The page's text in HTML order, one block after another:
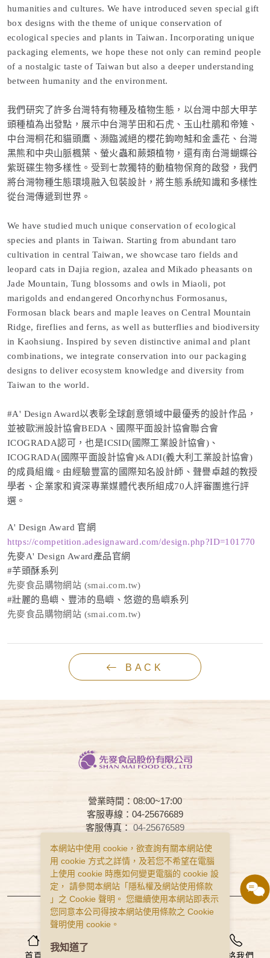
humanities and cultures. We have introduced seven special gift
box designs with the theme of unique conservation of
ecological species and plants in Taiwan. Incorporating unique
packaging elements, we hope these not only can remind people
of a nostalgic taste of Taiwan but also a deeper understanding
between humanity and the environment.
我們研究了許多台灣特有物種及植物生態，以台灣中部大甲芋
頭種植為出發點，展示中台灣芋田和石虎、玉山杜鵑和帝雉、
中台灣桐花和貓頭鷹、瀕臨滅絕的櫻花鉤吻鮭和金盞花、台灣
黑熊和中央山脈楓葉、螢火蟲和蕨類植物，還有南台灣蝴蝶谷
紫斑碟生物多樣性。受到七款獨特的動植物保育的啟發，我們
將台灣物種生態環境融入包裝設計，將生態系統知識和多樣性
從台灣傳遞到世界。
We have studied much unique conservation of ecological
species and plants in Taiwan. Starting from abundant taro
cultivation in central Taiwan, we showcase taro fields and
leopard cats in Dajia region, azalea and Mikado pheasants on
Jade Mountain, Tung blossoms and owls in Miaoli, pot
marigolds and endangered Oncorhynchus Formosanus,
Formosan black bears and maple leaves on Central Mountain
Ridge, fireflies and ferns, as well as butterflies and biodiversity
in Kaohsiung. Inspired by seven distinctive animal and plant
combinations, we integrate conservation into our packaging
designs to deliver ecosystem knowledge and diversity from
Taiwan to the world.
#A' Design Award以表彰全球創意領域中最優秀的設計作品，
並被歐洲設計協會BEDA、國際平面設計協會聯合會
ICOGRADA認可，也是ICSID(國際工業設計協會)、
ICOGRADA(國際平面設計協會)&ADI(義大利工業設計協會)
的成員組織。由經驗豐富的國際知名設計師、聲譽卓越的教授
學者、企業家和資深專業媒體代表所組成70人評審團進行評
選。
A' Design Award 官網
https://competition.adesignaward.com/design.php?ID=101770
先麥A' Design Award產品官網
#芋頭酥系列
先麥食品購物網站 (smai.com.tw)
#壯麗的島嶼、豐沛的島嶼、悠遊的島嶼系列
先麥食品購物網站 (smai.com.tw)
BACK
營業時間：08:00~17:00
客服專線：04-25676689
客服傳真： 04-25676589
常見問題 購物說明
隱私權政策
服務條款
Copyright © Smai All Rights Reserved.
食品業者登錄字號 B-122977643-00001-0
首頁 聯絡我們
本網站中使用 cookie，欲查詢有關本網站使
用 cookie 方式之詳情，及若您不希望在電腦
上使用 cookie 時應如何變更電腦的 cookie 設
定， 請參閱本網站「 隱私權及網站使用條款
」之 Cookie 聲明。 您繼續使用本網站即表示
您同意本公司得按本網站使用條款之 Cookie
聲明使用 cookie。
我知道了